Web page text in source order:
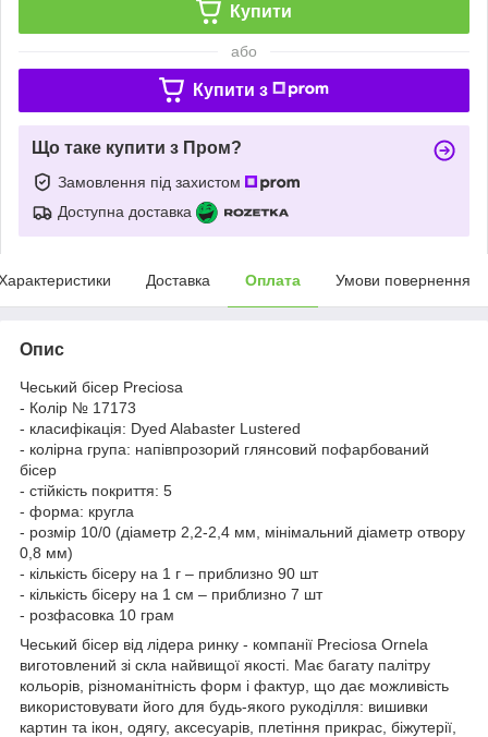
Купити
або
Купити з
Що таке купити з Пром?
Замовлення під захистом
Доступна доставка
Доставка Оплата Умови повернення
Опис
Чеський бісер Preciosa
- Колір № 17173
- класифікація: Dyed Alabaster Lustered
- колірна група: напівпрозорий глянсовий пофарбований
бісер
- стійкість покриття: 5
- форма: кругла
- розмір 10/0 (діаметр 2,2-2,4 мм, мінімальний діаметр отвору
0,8 мм)
- кількість бісеру на 1 г – приблизно 90 шт
- кількість бісеру на 1 см – приблизно 7 шт
- розфасовка 10 грам
Чеський бісер від лідера ринку - компанії Preciosa Ornela
виготовлений зі скла найвищої якості. Має багату палітру
кольорів, різноманітність форм і фактур, що дає можливість
використовувати його для будь-якого рукоділля: вишивки
картин та ікон, одягу, аксесуарів, плетіння прикрас, біжутерії,